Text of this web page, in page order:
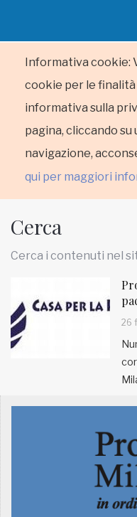
Informativa cookie:
cookie per le
informativa sulla
pagina, cliccando
navigazione,
qui per maggiori
RUBRICHE
www.viveremilano.info
Fondato e diretto da Enzo
Cerca
Cerca i contenuti nel
26